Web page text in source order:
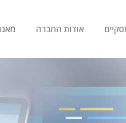
אודות החברה